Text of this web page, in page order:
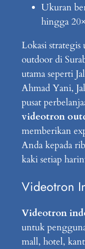
Ukuran
hingga
Lokasi
outdoor di
utama seperti
Ahmad Yani,
pusat
videotron
memberikan
Anda kepada
kaki setiap
Videotron
Videotron
untuk
mall, hotel,